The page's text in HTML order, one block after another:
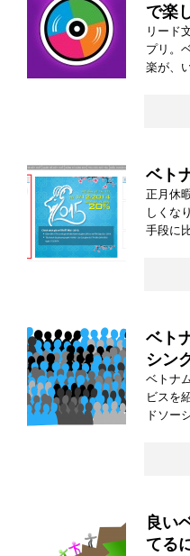
で楽
リード
プリ。
楽が、
ベト
正月休
しくな
手段に
ベト
シン
ベトナ
ビスを
ドソー
良い
てる